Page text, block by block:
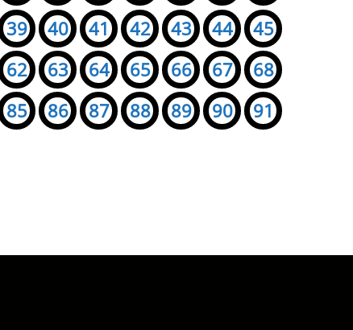
39 40 41 42 43 44
45
62 63 64 65 66 67
68
85 86 87 88 89 90
91